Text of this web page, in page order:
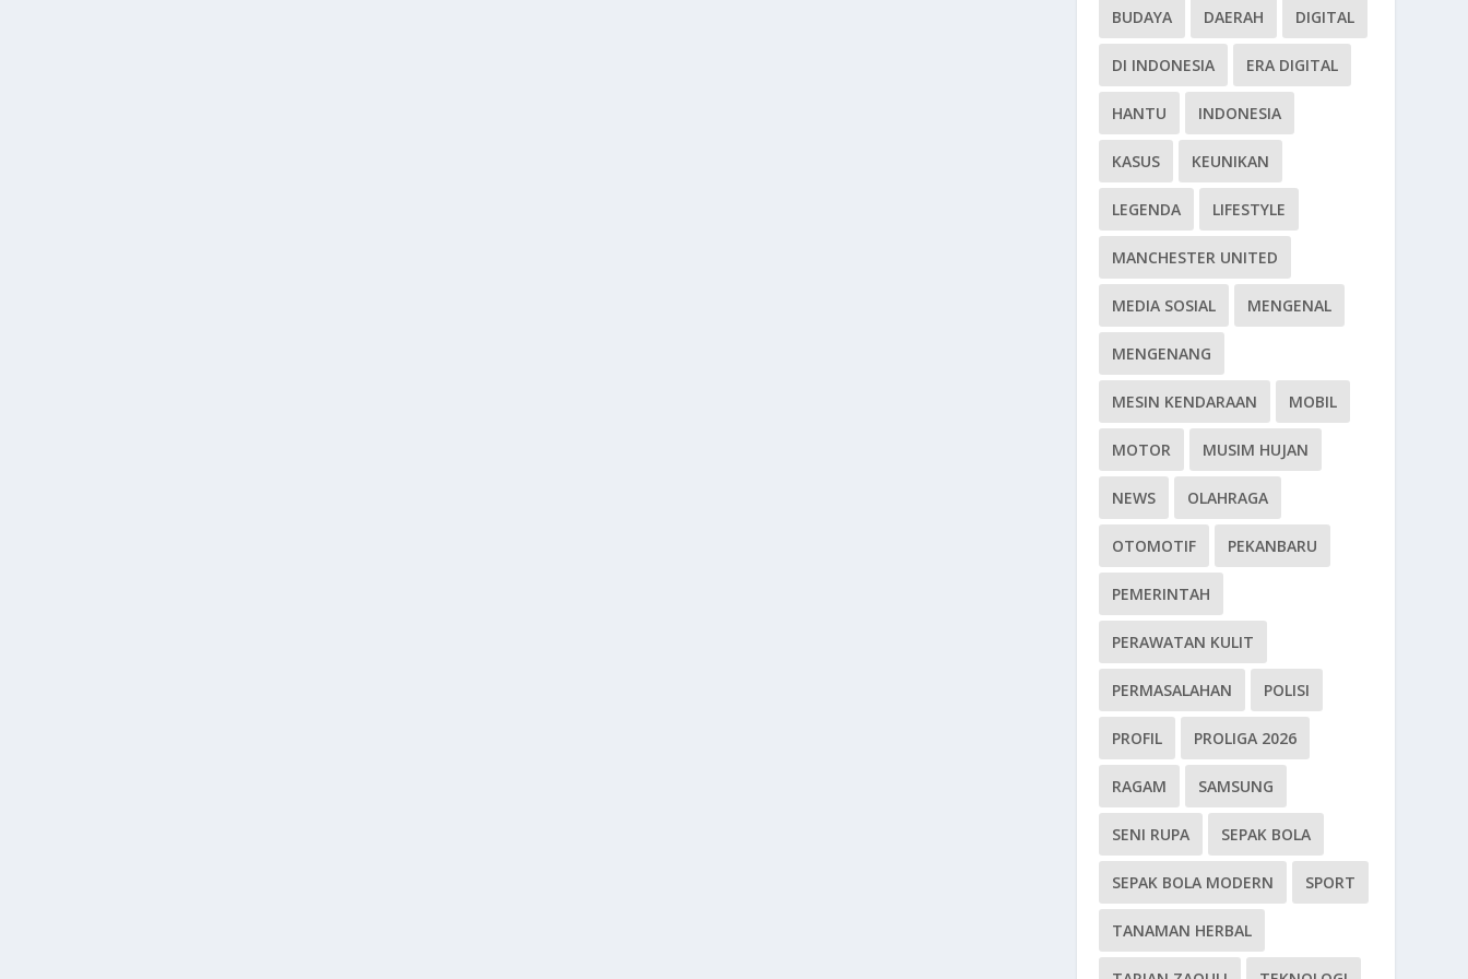
BUDAYA DAERAH DIGITAL
DI INDONESIA ERA DIGITAL
HANTU INDONESIA
KASUS KEUNIKAN
LEGENDA LIFESTYLE
MANCHESTER UNITED
MEDIA SOSIAL MENGENAL
MENGENANG
MESIN KENDARAAN MOBIL
MOTOR MUSIM HUJAN
NEWS OLAHRAGA
OTOMOTIF PEKANBARU
PEMERINTAH
PERAWATAN KULIT
PERMASALAHAN POLISI
PROFIL PROLIGA 2026
RAGAM SAMSUNG
SENI RUPA SEPAK BOLA
SEPAK BOLA MODERN SPORT
TANAMAN HERBAL